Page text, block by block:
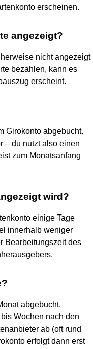
erscheinen.
angezeigt?
nicht angezeigt
bezahlen, kann es
erscheint.
Girokonto abgebucht.
– du nutzt also einen
zum Monatsanfang
wird?
einige Tage
innerhalb weniger
Bearbeitungszeit des
abgebucht,
Wochen nach den
ab (oft rund
erfolgt dann erst